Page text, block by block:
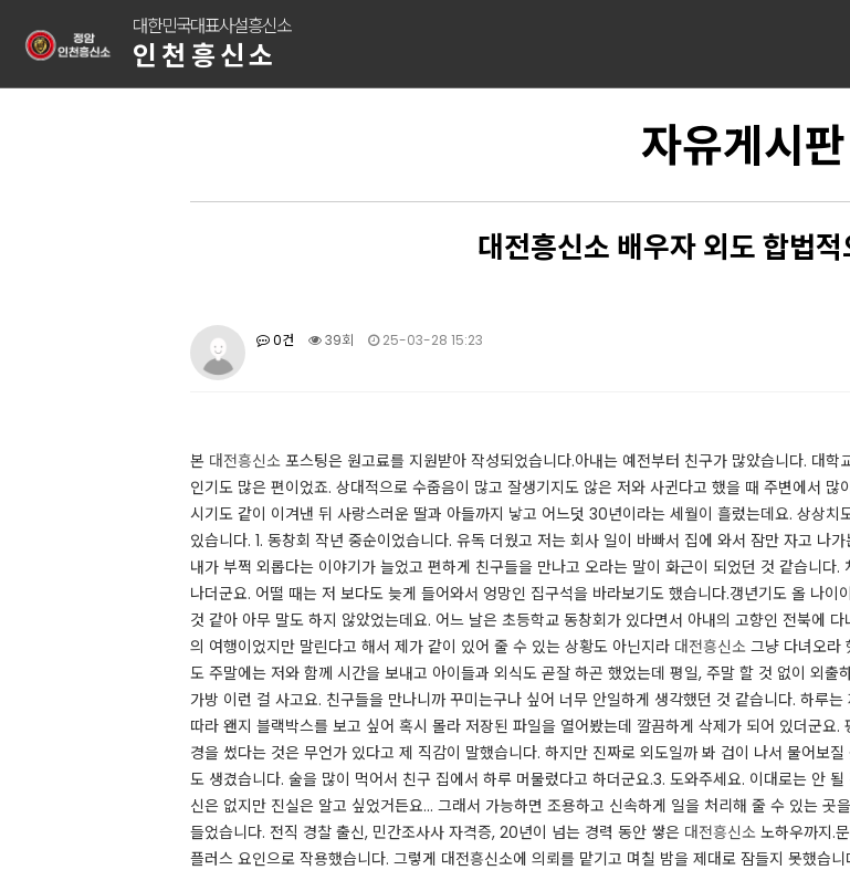
대한민국대표사설흥신소
인천흥신소
자유게시판
대전흥신소 배우자 외도 합법
0건 39회 25-03-28 15:23
본 대전흥신소 포스팅은 원고료를 지원받아 작성되었습니다.​아내는 예전부터 친구가 많았습니다. 대
인기도 많은 편이었죠. 상대적으로 수줍음이 많고 잘생기지도 않은 저와 사귄다고 했을 때 주변에서
시기도 같이 이겨낸 뒤 사랑스러운 딸과 아들까지 낳고 어느덧 30년이라는 세월이 흘렀는데요. 상상
있습니다. 1. 동창회 작년 중순이었습니다. 유독 더웠고 저는 회사 일이 바빠서 집에 와서 잠만 자고 나
내가 부쩍 외롭다는 이야기가 늘었고 편하게 친구들을 만나고 오라는 말이 화근이 되었던 것 같습니
나더군요. 어떨 때는 저 보다도 늦게 들어와서 엉망인 집구석을 바라보기도 했습니다. ​갱년기도 올 나
것 같아 아무 말도 하지 않았었는데요. 어느 날은 초등학교 동창회가 있다면서 아내의 고향인 전북에
의 여행이었지만 말린다고 해서 제가 같이 있어 줄 수 있는 상황도 아닌지라 대전흥신소 그냥 다녀오라
도 주말에는 저와 함께 시간을 보내고 아이들과 외식도 곧잘 하곤 했었는데 평일, 주말 할 것 없이 외
가방 이런 걸 사고요. 친구들을 만나니까 꾸미는구나 싶어 너무 안일하게 생각했던 것 같습니다. 하루
따라 왠지 블랙박스를 보고 싶어 혹시 몰라 저장된 파일을 열어봤는데 깔끔하게 삭제가 되어 있더군요.
경을 썼다는 것은 무언가 있다고 제 직감이 말했습니다. 하지만 진짜로 외도일까 봐 겁이 나서 물어보
도 생겼습니다. 술을 많이 먹어서 친구 집에서 하루 머물렀다고 하더군요. ​3. 도와주세요. 이대로는 안
신은 없지만 진실은 알고 싶었거든요... 그래서 가능하면 조용하고 신속하게 일을 처리해 줄 수 있는
들었습니다. 전직 경찰 출신, 민간조사사 자격증, 20년이 넘는 경력 동안 쌓은 대전흥신소 노하우까지.
플러스 요인으로 작용했습니다. 그렇게 대전흥신소에 의뢰를 맡기고 며칠 밤을 제대로 잠들지 못했습